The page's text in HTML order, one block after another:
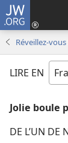
JW.ORG
Réveillez-
LIRE EN
Jolie boule
DE L’UN DE